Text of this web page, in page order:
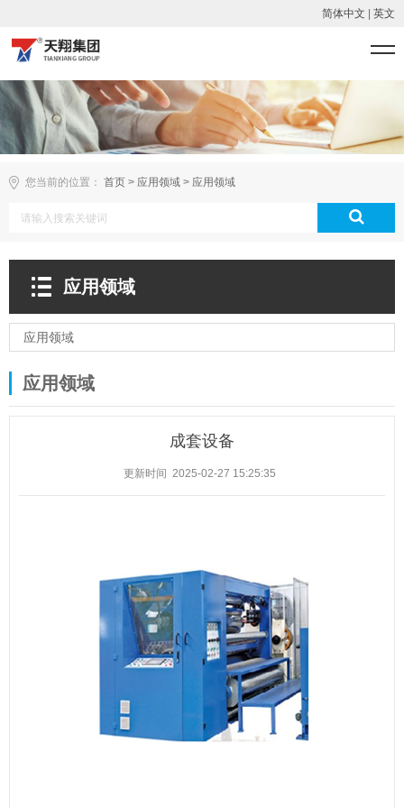
简体中文 英文
您当前的位置： 首页 > 应用领域 > 应用领域
应用领域
应用领域
应用领域
成套设备
更新时间 2025-02-27 15:25:35